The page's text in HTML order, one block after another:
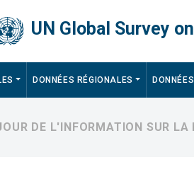
UN Global Survey
DONNÉES RÉGIONALES
DE L'INFORMATION SUR